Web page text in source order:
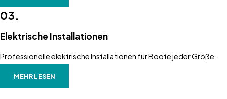
03.
Elektrische Installationen
Professionelle elektrische Installationen für Boote jeder Größe.
MEHR LESEN